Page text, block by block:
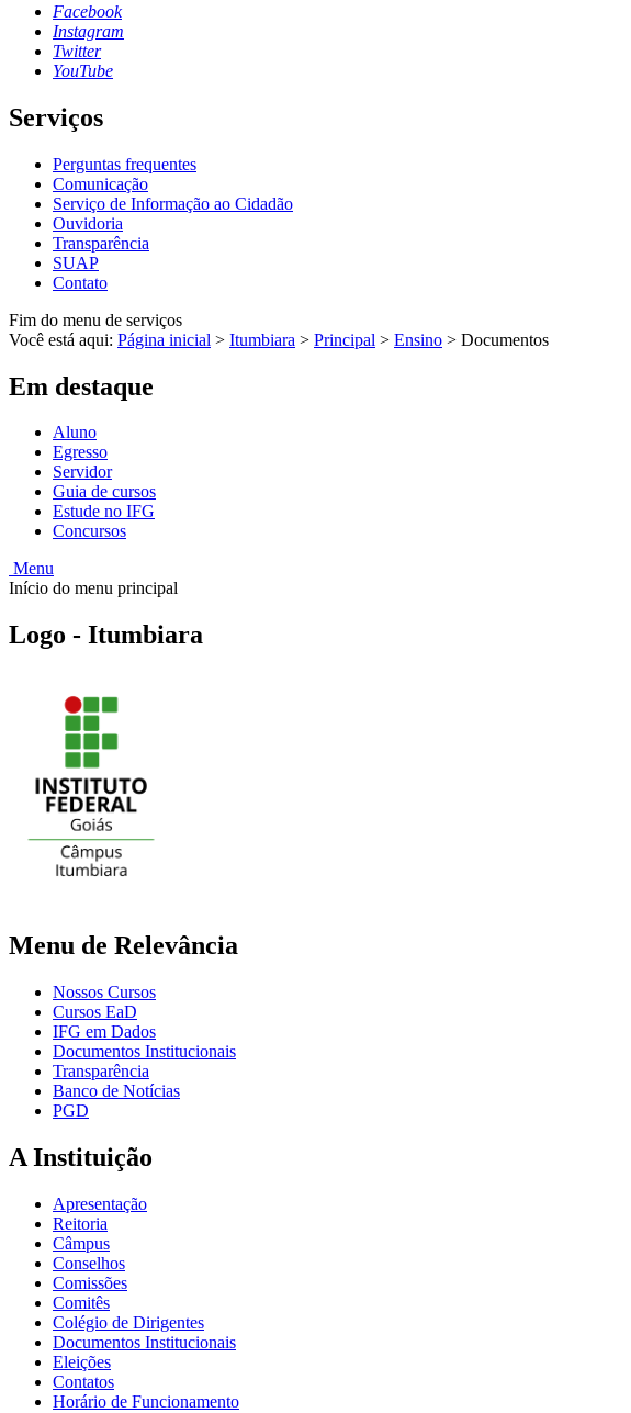
Facebook
Instagram
Twitter
YouTube
Serviços
Perguntas frequentes
Comunicação
Serviço de Informação ao Cidadão
Ouvidoria
Transparência
SUAP
Contato
Fim do menu de serviços
Você está aqui: Página inicial > Itumbiara > Principal > Ensino > Documentos
Em destaque
Aluno
Egresso
Servidor
Guia de cursos
Estude no IFG
Concursos
Menu
Início do menu principal
Logo - Itumbiara
Menu de Relevância
Nossos Cursos
Cursos EaD
IFG em Dados
Documentos Institucionais
Transparência
Banco de Notícias
PGD
A Instituição
Apresentação
Reitoria
Câmpus
Conselhos
Comissões
Comitês
Colégio de Dirigentes
Documentos Institucionais
Eleições
Contatos
Horário de Funcionamento